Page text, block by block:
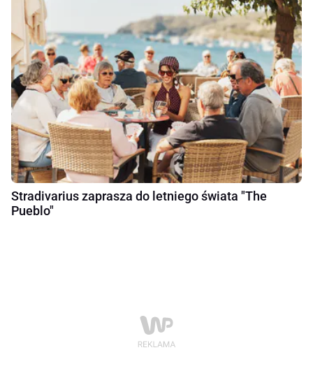
Stradivarius zaprasza do letniego świata "The
Pueblo"